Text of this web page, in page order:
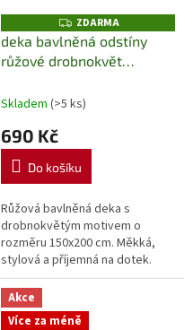
Z
D
A
R
ZDARMA
deka bavlněná odstíny
růžové drobnokvět
Skladem (>5 ks)
690 Kč
Do košíku
Růžová bavlněná deka s
drobnokvětým motivem o
rozměru 150x200 cm. Měkká,
stylová a příjemná na dotek.
Perfektní volba pro chvíle
odpočinku a elegantní doplněk
do interiéru.
Akce
Více za méně